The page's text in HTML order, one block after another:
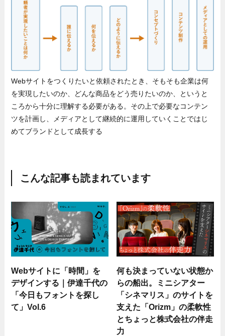
Webサイトをつくりたいと依頼されたとき、そもそも企業は何
を実現したいのか、どんな商品をどう売りたいのか、というと
ころから十分に理解する必要がある。その上で必要なコンテン
ツを計画し、メディアとして継続的に運用していくことではじ
めてブランドとして成長する
こんな記事も読まれています
Webサイトに「時間」を
デザインする｜伊達千代の
「今日もフォントを探し
て」Vol.6
何も決まっていない状態か
らの船出。ミニシアター
「シネマリス」のサイトを
支えた「Orizm」の柔軟性
とちょっと株式会社の伴走
力